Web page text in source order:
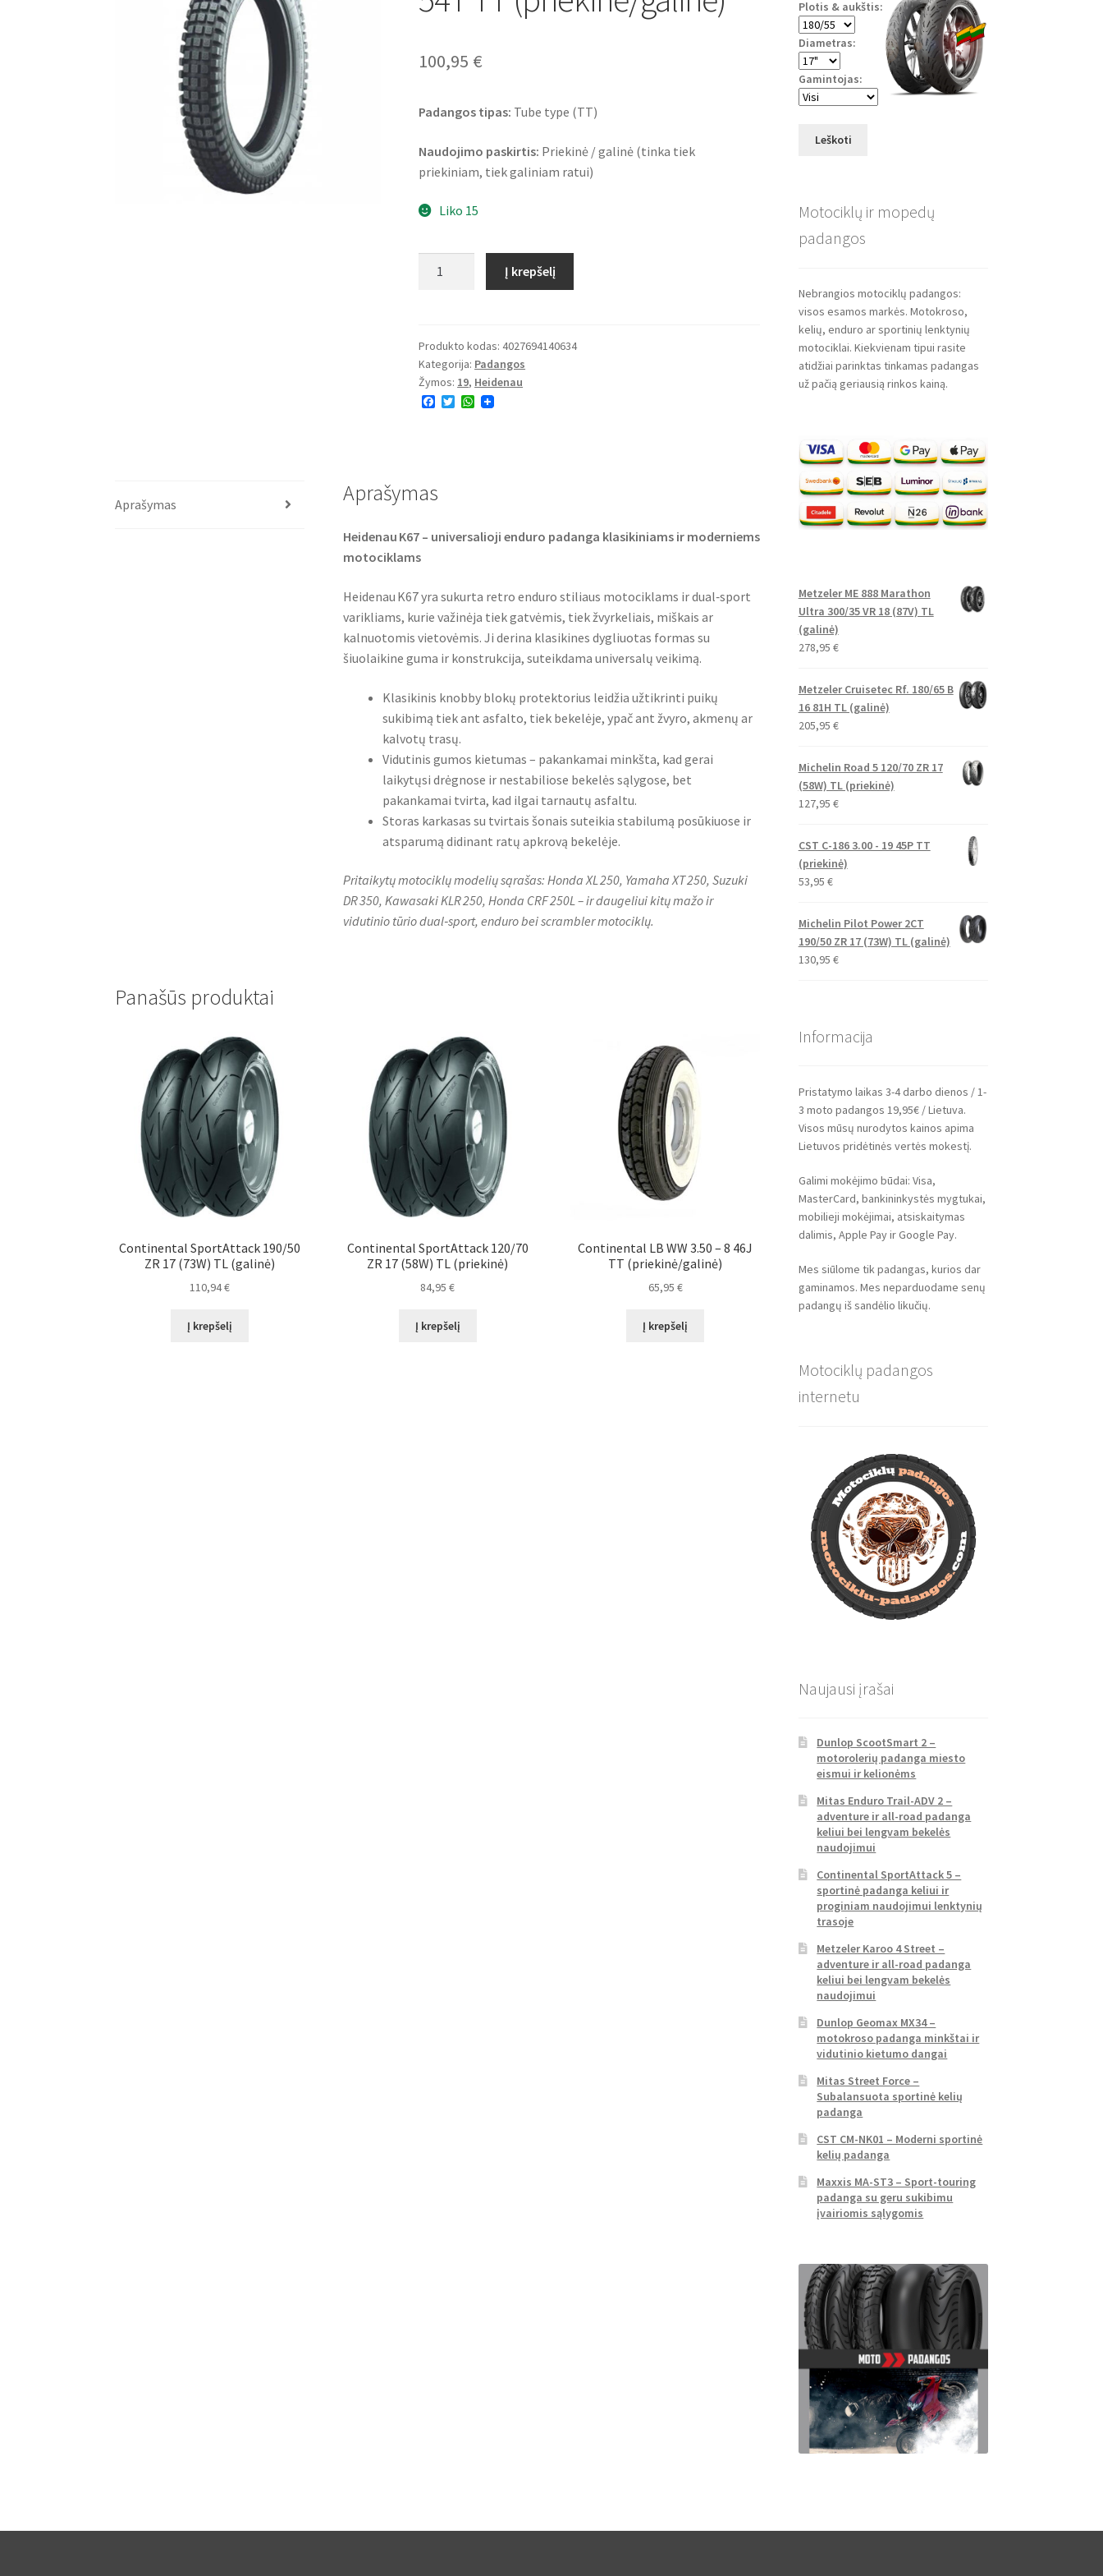
100,95 €
Padangos tipas: Tube type (TT)
Naudojimo paskirtis: Priekinė / galinė (tinka tiek
priekiniam, tiek galiniam ratui)
Liko 15
67
3.25
-
19
Į krepšelį
Produkto kodas:4027694140634
Kategorija: Padangos
Žymos: 19, Heidenau
F
k
T
W
Aprašymas Aprašymas
Heidenau K67 – universalioji enduro padanga klasikiniams ir moderniems
motociklams
Heidenau K67 yra sukurta retro enduro stiliaus motociklams ir dual‑sport
varikliams, kurie važinėja tiek gatvėmis, tiek žvyrkeliais, miškais ar
kalnuotomis vietovėmis. Ji derina klasikines dygliuotas formas su
šiuolaikine guma ir konstrukcija, suteikdama universalų veikimą.
Klasikinis knobby blokų protektorius leidžia užtikrinti puikų
sukibimą tiek ant asfalto, tiek bekelėje, ypač ant žvyro, akmenų ar
kalvotų trasų.
Vidutinis gumos kietumas – pakankamai minkšta, kad gerai
laikytųsi drėgnose ir nestabiliose bekelės sąlygose, bet
pakankamai tvirta, kad ilgai tarnautų asfaltu.
Storas karkasas su tvirtais šonais suteikia stabilumą posūkiuose ir
atsparumą didinant ratų apkrovą bekelėje.
Pritaikytų motociklų modelių sąrašas: Honda XL 250, Yamaha XT 250, Suzuki
DR 350, Kawasaki KLR 250, Honda CRF 250L – ir daugeliui kitų mažo ir
vidutinio tūrio dual‑sport, enduro bei scrambler motociklų.
Panašūs produktai
Continental SportAttack 190/50
ZR 17 (73W) TL (galinė)
110,94€
Į krepšelį
Continental SportAttack 120/70
ZR 17 (58W) TL (priekinė)
84,95€
Į krepšelį
Continental LB WW 3.50 – 8 46J
TT (priekinė/galinė)
65,95 €
Į krepšelį
Plotis & aukštis:
Diametras:
Gamintojas:
Leškoti
Motociklų ir mopedų
padangos
Nebrangios motociklų padangos:
visos esamos markės. Motokroso,
kelių, enduro ar sportinių lenktynių
motociklai. Kiekvienam tipui rasite
atidžiai parinktas tinkamas padangas
už pačią geriausią rinkos kainą.
Metzeler ME 888 Marathon
Ultra 300/35 VR 18 (87V) TL
(galinė)
278,95 €
Metzeler Cruisetec Rf. 180/65 B
16 81H TL (galinė)
205,95 €
Michelin Road 5 120/70 ZR 17
(58W) TL (priekinė)
127,95 €
CST C-186 3.00 - 19 45P TT
(priekinė)
53,95 €
Michelin Pilot Power 2CT
190/50 ZR 17 (73W) TL (galinė)
130,95 €
Informacija
Pristatymo laikas 3-4 darbo dienos / 1-
3 moto padangos 19,95€ / Lietuva.
Visos mūsų nurodytos kainos apima
Lietuvos pridėtinės vertės mokestį.
Galimi mokėjimo būdai: Visa,
MasterCard, bankininkystės mygtukai,
mobilieji mokėjimai, atsiskaitymas
dalimis, Apple Pay ir Google Pay.
Mes siūlome tik padangas, kurios dar
gaminamos. Mes neparduodame senų
padangų iš sandėlio likučių.
Motociklų padangos
internetu
Naujausi įrašai
Dunlop ScootSmart 2 –
motorolerių padanga miesto
eismui ir kelionėms
Mitas Enduro Trail-ADV 2 –
adventure ir all-road padanga
keliui bei lengvam bekelės
naudojimui
Continental SportAttack 5 –
sportinė padanga keliui ir
proginiam naudojimui lenktynių
trasoje
Metzeler Karoo 4 Street –
adventure ir all-road padanga
keliui bei lengvam bekelės
naudojimui
Dunlop Geomax MX34 –
motokroso padanga minkštai ir
vidutinio kietumo dangai
Mitas Street Force –
Subalansuota sportinė kelių
padanga
CST CM-NK01 – Moderni sportinė
kelių padanga
Maxxis MA-ST3 – Sport-touring
padanga su geru sukibimu
įvairiomis sąlygomis